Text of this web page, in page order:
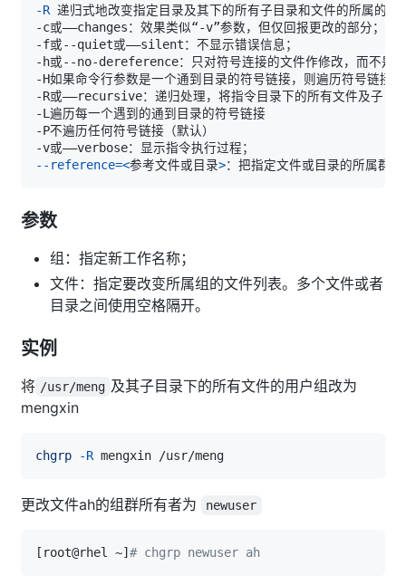
-R
--reference=<参考文件或目录>
参数
组：指定新工作名称；
文件：指定要改变所属组的文件列表。多个文件或者
目录之间使用空格隔开。
实例
将 /usr/meng 及其子目录下的所有文件的用户组改为
mengxin
chgrp -R
更改文件ah的组群所有者为 newuser
[ root@rhel ~] # chgrp newuser ah